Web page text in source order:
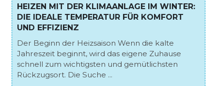
HEIZEN MIT DER KLIMAANLAGE IM WINTER:
DIE IDEALE TEMPERATUR FÜR KOMFORT
UND EFFIZIENZ
Der Beginn der Heizsaison Wenn die kalte
Jahreszeit beginnt, wird das eigene Zuhause
schnell zum wichtigsten und gemütlichsten
Rückzugsort. Die Suche ...